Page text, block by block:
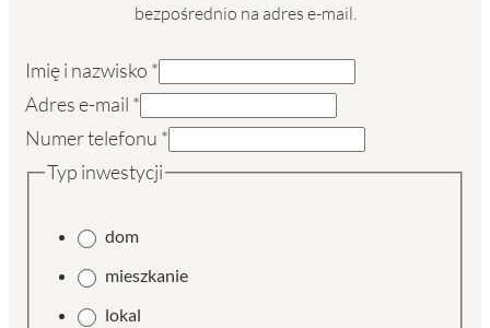
bezpośrednio na adres e-mail.
Imię i nazwisko *
Imię
Powierzchnia
Typ
Adres e-mail *
Numer telefonu *
Typ inwestycji
dom
mieszkanie
lokal